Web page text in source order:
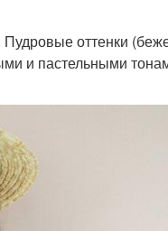
оттенки
и пастельными